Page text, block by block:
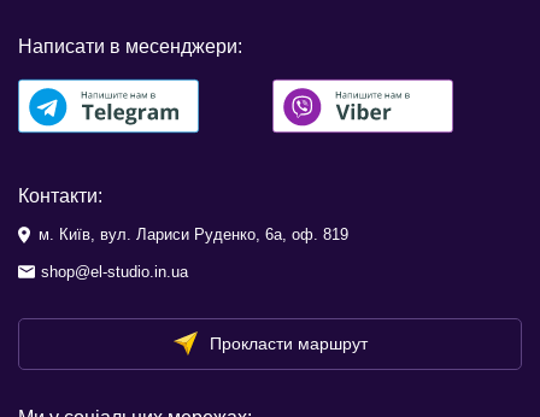
Написати в месенджери:
Контакти:
м. Київ, вул. Лариси Руденко, 6а, оф. 819
shop@el-studio.in.ua
Прокласти маршрут